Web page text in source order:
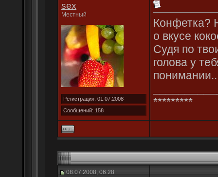
sex
Местный
Регистрация: 01.07.2008
Сообщений: 158
Конфетка?
о вкусе
Судя по
голова у
*********
08.07.2008, 06:28